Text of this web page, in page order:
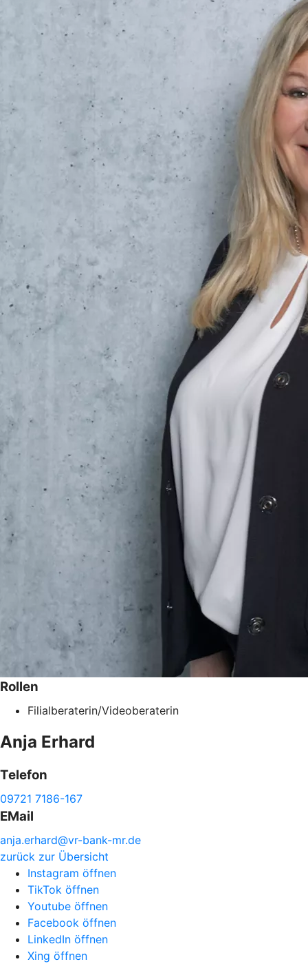
Rollen
Filialberaterin/Videoberaterin
Anja Erhard
Telefon
09721 7186-167
EMail
anja.erhard@vr-bank-mr.de
zurück zur Übersicht
Instagram öffnen
TikTok öffnen
Youtube öffnen
Facebook öffnen
LinkedIn öffnen
Xing öffnen